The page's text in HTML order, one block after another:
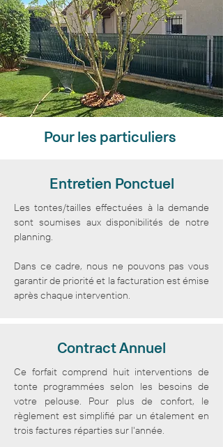
Pour les particuliers
Entretien Ponctuel
Les tontes/tailles effectuées à la demande
sont soumises aux disponibilités de notre
planning.
Dans ce cadre, nous ne pouvons pas vous
garantir de priorité et la facturation est émise
après chaque intervention.
Contract Annuel
Ce forfait comprend huit interventions de
tonte programmées selon les besoins de
votre pelouse. Pour plus de confort, le
règlement est simplifié par un étalement en
trois factures réparties sur l'année.